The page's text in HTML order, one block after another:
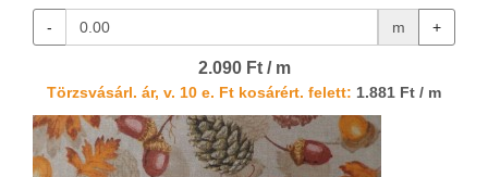
- m +
2.090 Ft / m
Törzsvásárl. ár, v. 10 e. Ft kosárért. felett: 1.881 Ft / m